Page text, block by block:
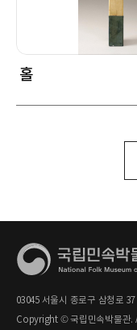
홀
03045 서울시 종로구 삼청로 37
Copyright © 국립민속박물관.